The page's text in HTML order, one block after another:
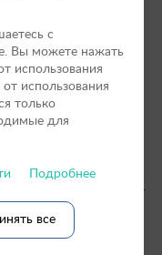
из практики
клуба
заниматься их
корма.
в течении 5-
с
Вы можете нажать
использования
использования
только
для
Подробнее
все